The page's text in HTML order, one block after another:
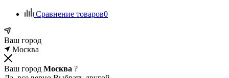
Сравнение товаров0
Ваш город
Москва
Ваш город Москва ?